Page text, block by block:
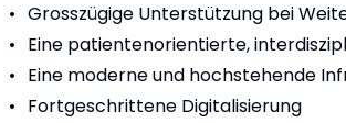
Grosszügige Unterstützung bei
Eine patientenorientierte,
Eine moderne und hochstehende
Fortgeschrittene Digitalisierung